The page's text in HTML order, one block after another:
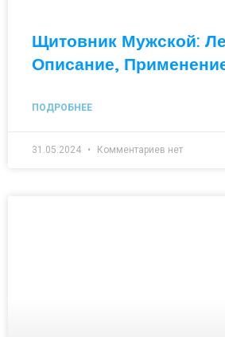
Щитовник Мужской:
Описание,
ПОДРОБНЕЕ
31.05.2024 Комментариев нет